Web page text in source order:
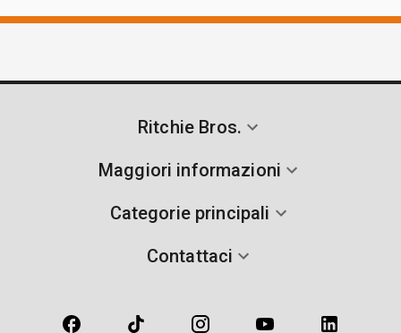
Ritchie Bros.
Maggiori informazioni
Categorie principali
Contattaci